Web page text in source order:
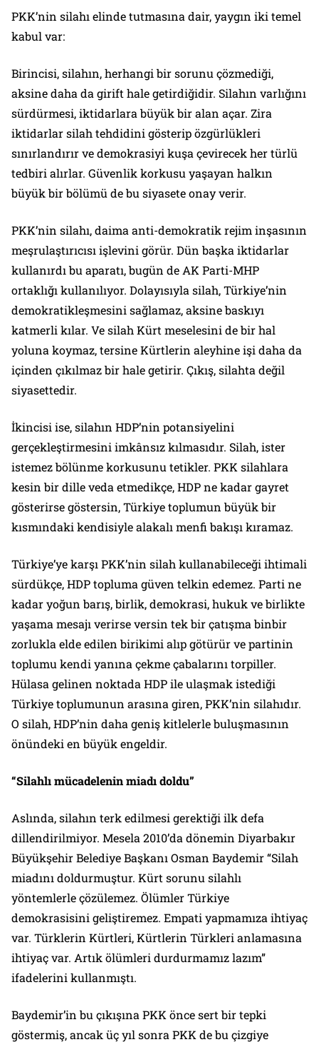
PKK’nin silahı elinde tutmasına dair, yaygın iki temel
kabul var:
Birincisi, silahın, herhangi bir sorunu çözmediği,
aksine daha da girift hale getirdiğidir. Silahın varlığını
sürdürmesi, iktidarlara büyük bir alan açar. Zira
iktidarlar silah tehdidini gösterip özgürlükleri
sınırlandırır ve demokrasiyi kuşa çevirecek her türlü
tedbiri alırlar. Güvenlik korkusu yaşayan halkın
büyük bir bölümü de bu siyasete onay verir.
PKK’nin silahı, daima anti-demokratik rejim inşasının
meşrulaştırıcısı işlevini görür. Dün başka iktidarlar
kullanırdı bu aparatı, bugün de AK Parti-MHP
ortaklığı kullanılıyor. Dolayısıyla silah, Türkiye’nin
demokratikleşmesini sağlamaz, aksine baskıyı
katmerli kılar. Ve silah Kürt meselesini de bir hal
yoluna koymaz, tersine Kürtlerin aleyhine işi daha da
içinden çıkılmaz bir hale getirir. Çıkış, silahta değil
siyasettedir.
İkincisi ise, silahın HDP’nin potansiyelini
gerçekleştirmesini imkânsız kılmasıdır. Silah, ister
istemez bölünme korkusunu tetikler. PKK silahlara
kesin bir dille veda etmedikçe, HDP ne kadar gayret
gösterirse göstersin, Türkiye toplumun büyük bir
kısmındaki kendisiyle alakalı menfi bakışı kıramaz.
Türkiye’ye karşı PKK’nin silah kullanabileceği ihtimali
sürdükçe, HDP topluma güven telkin edemez. Parti ne
kadar yoğun barış, birlik, demokrasi, hukuk ve birlikte
yaşama mesajı verirse versin tek bir çatışma binbir
zorlukla elde edilen birikimi alıp götürür ve partinin
toplumu kendi yanına çekme çabalarını torpiller.
Hülasa gelinen noktada HDP ile ulaşmak istediği
Türkiye toplumunun arasına giren, PKK’nin silahıdır.
O silah, HDP’nin daha geniş kitlelerle buluşmasının
önündeki en büyük engeldir.
“Silahlı mücadelenin miadı doldu”
Aslında, silahın terk edilmesi gerektiği ilk defa
dillendirilmiyor. Mesela 2010’da dönemin Diyarbakır
Büyükşehir Belediye Başkanı Osman Baydemir“Silah
miadını doldurmuştur. Kürt sorunu silahlı
yöntemlerle çözülemez. Ölümler Türkiye
demokrasisini geliştiremez. Empati yapmamıza ihtiyaç
var. Türklerin Kürtleri, Kürtlerin Türkleri anlamasına
ihtiyaç var. Artık ölümleri durdurmamız lazım”
ifadelerini kullanmıştı.
Baydemir’in bu çıkışına PKK önce sert bir tepki
göstermiş, ancak üç yıl sonra PKK de bu çizgiye